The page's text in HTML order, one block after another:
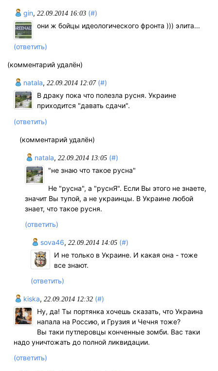
gin, 22.09.2014 16:03 (#)
они ж бойцы идеологического фронта ))) элита...
(ответить)
(комментарий удалён)
natala, 22.09.2014 12:07 (#)
В драку пока что полезла русня. Украине
приходится "давать сдачи".
(ответить)
(комментарий удалён)
natala,22.09.2014 13:05 (#)
"не знаю что такое русна"
Не "русна", а "руснЯ". Если Вы этого не знаете,
значит Вы тупой, а не украинцы. В Украине любой
знает, что такое русня.
(ответить)
sova46, 22.09.2014 14:05 (#)
И не только в Украине. И какая она - тоже
все знают.
(ответить)
kiska, 22.09.2014 12:32 (#)
Ну, да! Ты портянка хочешь сказать, что Украина
напала на Россию, и Грузия и Чечня тоже?
Вы таки путлеровцы конченные зомби. Вас таки
надо уничтожать до полной ликвидации.
(ответить)